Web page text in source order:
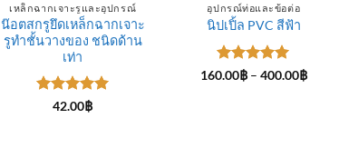
เหล็กฉากเจาะรูและอุปกรณ์
น๊อตสกรูยึดเหล็กฉากเจาะ
รูทำชั้นวางของ ชนิดด้าน
เท่า
ให้คะแนน
42.00฿
อุปกรณ์ท่อและข้อต่อ
นิปเปิ้ล PVC สีฟ้า
ให้คะแนน
160.00฿ – 400.00฿Price